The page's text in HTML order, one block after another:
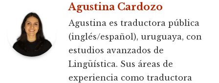
Agustina Cardozo
Agustina es traductora pública
(inglés/español), uruguaya, con
estudios avanzados de
Lingüística. Sus áreas de
experiencia como traductora